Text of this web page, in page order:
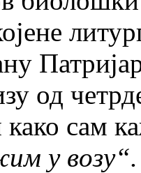
од
сам
у возу“.